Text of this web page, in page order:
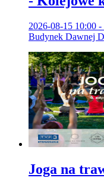
2026-08-15 10:00 -
Budynek Dawnej
Joga na